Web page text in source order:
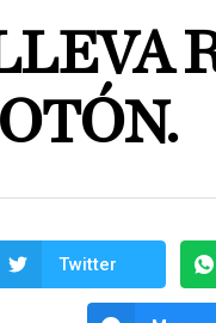
Twitter